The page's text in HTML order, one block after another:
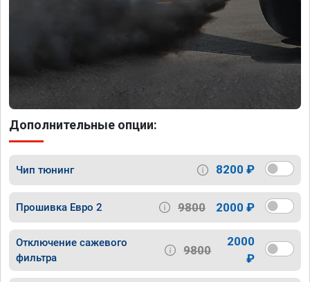
Дополнительные опции:
Чип тюнинг 8200 ₽
Прошивка Евро 2 9800 2000 ₽
Отключение сажевого
фильтра
9800
2000
₽